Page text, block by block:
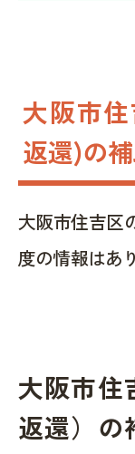
大阪市
返還)の
大阪市住吉区
度の情報はあ
大阪市住
返還）の